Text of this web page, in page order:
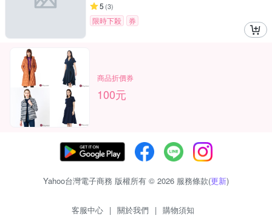
5 (3)
限時下殺 券
商品折價券
100元
Yahoo台灣電子商務 版權所有 © 2026 服務條款(更新)
客服中心 | 關於我們 | 購物須知